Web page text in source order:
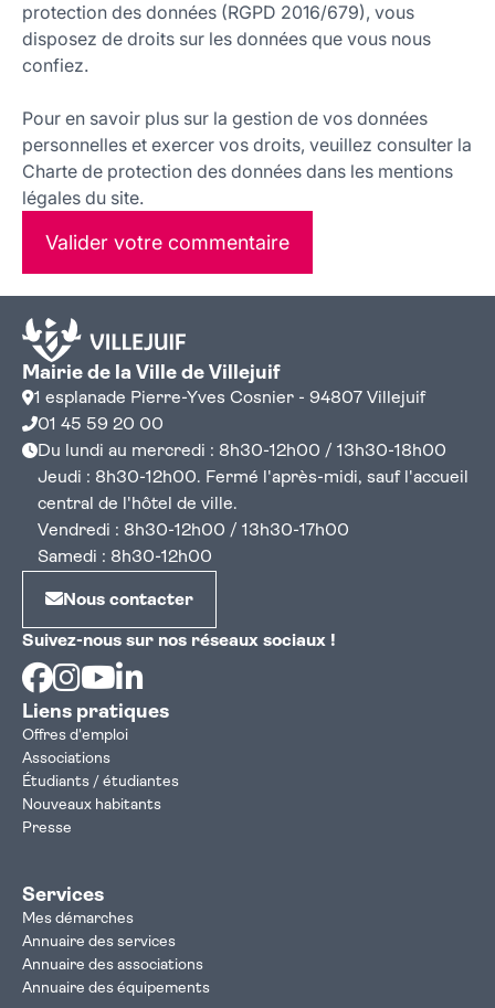
protection des données (RGPD 2016/679), vous
disposez de droits sur les données que vous nous
confiez.
Pour en savoir plus sur la gestion de vos données
personnelles et exercer vos droits, veuillez consulter la
Charte de protection des données dans les mentions
légales du site.
Valider votre commentaire
Mairie de la Ville de Villejuif
1 esplanade Pierre-Yves Cosnier - 94807 Villejuif
01 45 59 20 00
Du lundi au mercredi : 8h30-12h00 / 13h30-18h00
Jeudi : 8h30-12h00. Fermé l'après-midi, sauf l'accueil
central de l'hôtel de ville.
Vendredi : 8h30-12h00 / 13h30-17h00
Samedi : 8h30-12h00
Nous contacter
Suivez-nous sur nos réseaux sociaux !
Facebook
Instagram
Youtube
Liens pratiques
Offres d'emploi
Associations
Étudiants / étudiantes
Nouveaux habitants
Presse
Services
Mes démarches
Annuaire des services
Annuaire des associations
Annuaire des équipements